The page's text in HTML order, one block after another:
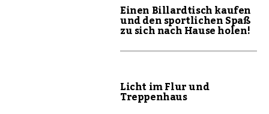
Einen Billardtisch kaufen
und den sportlichen Spaß
zu sich nach Hause holen!
Licht im Flur und
Treppenhaus